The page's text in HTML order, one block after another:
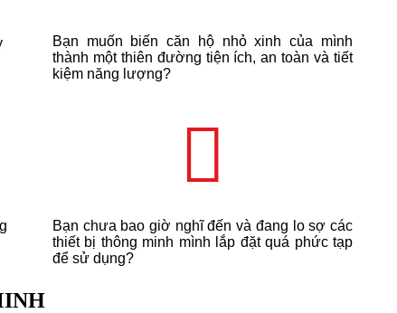
Bạn muốn biến căn hộ nhỏ xinh của mình
thành một thiên đường tiện ích, an toàn và tiết
kiệm năng lượng?
Bạn chưa bao giờ nghĩ đến và đang lo sợ các
thiết bị thông minh mình lắp đặt quá phức tạp
để sử dụng?